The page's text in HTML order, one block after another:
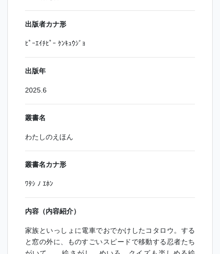
出版者カナ形
ﾋﾟｰｴｲﾁﾋﾟｰ ｹﾝｷｭｳｼﾞｮ
出版年
2025.6
叢書名
わたしのえほん
叢書名カナ形
ﾜﾀｼ ﾉ ｴﾎﾝ
内容（内容紹介）
家族といっしょに電車でおでかけしたコタロウ。する
と窓の外に、ものすごいスピードで移動する忍者たち